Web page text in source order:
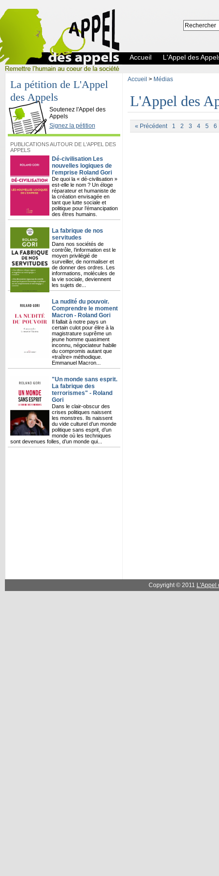
L'Appel des Appels
Accueil L'Appel des
La pétition de L'Appel
des Appels
Soutenez l'Appel des
Appels
Signez la pétition
PUBLICATIONS AUTOUR DE L'APPEL DES
APPELS
Dé-civilisation Les
nouvelles logiques de
l'emprise Roland Gori
De quoi la « dé-civilisation »
est-elle le nom ? Un éloge
réparateur et humaniste de
la création envisagée en
tant que lutte sociale et
politique pour l’émancipation
des êtres humains.
La fabrique de nos
servitudes
Dans nos sociétés de
contrôle, l’information est le
moyen privilégié de
surveiller, de normaliser et
de donner des ordres. Les
informations, molécules de
la vie sociale, deviennent
les sujets de...
La nudité du pouvoir.
Comprendre le moment
Macron - Roland Gori
Il fallait à notre pays un
certain culot pour élire à la
magistrature suprême un
jeune homme quasiment
inconnu, négociateur habile
du compromis autant que
«traître» méthodique.
Emmanuel Macron...
"Un monde sans esprit.
La fabrique des
terrorismes" - Roland
Gori
Dans le clair-obscur des
crises politiques naissent
les monstres. Ils naissent
du vide culturel d’un monde
politique sans esprit, d’un
monde où les techniques
sont devenues folles, d’un monde qui...
Accueil > Médias
L'Appel des
« Précédent 1 2 3 4 5 6
Copyright © 2011 L'Appel